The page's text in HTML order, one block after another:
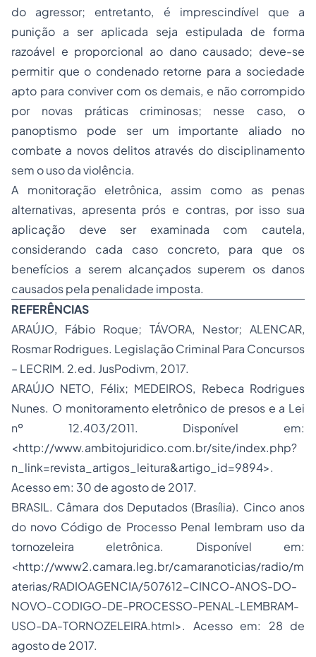
do agressor; entretanto, é imprescindível que a
punição a ser aplicada seja estipulada de forma
razoável e proporcional ao dano causado; deve-se
permitir que o condenado retorne para a sociedade
apto para conviver com os demais, e não corrompido
por novas práticas criminosas; nesse caso, o
panoptismo pode ser um importante aliado no
combate a novos delitos através do disciplinamento
sem o uso da violência.
A monitoração eletrônica, assim como as penas
alternativas, apresenta prós e contras, por isso sua
aplicação deve ser examinada com cautela,
considerando cada caso concreto, para que os
benefícios a serem alcançados superem os danos
causados pela penalidade imposta.
​REFERÊNCIAS
ARAÚJO, Fábio Roque; TÁVORA, Nestor; ALENCAR,
Rosmar Rodrigues. Legislação Criminal Para Concursos
– LECRIM. 2.ed. JusPodivm, 2017.
ARAÚJO NETO, Félix; MEDEIROS, Rebeca Rodrigues
Nunes. O monitoramento eletrônico de presos e a Lei
nº 12.403/2011. Disponível em:
<http://www.ambitojuridico.com.br/site/index.php?
n_link=revista_artigos_leitura&artigo_id=9894>.
Acesso em: 30 de agosto de 2017.
BRASIL. Câmara dos Deputados (Brasília). Cinco anos
do novo Código de Processo Penal lembram uso da
tornozeleira eletrônica. Disponível em:
<http://www2.camara.leg.br/camaranoticias/radio/m
aterias/RADIOAGENCIA/507612-CINCO-ANOS-DO-
NOVO-CODIGO-DE-PROCESSO-PENAL-LEMBRAM-
USO-DA-TORNOZELEIRA.html>. Acesso em: 28 de
agosto de 2017.